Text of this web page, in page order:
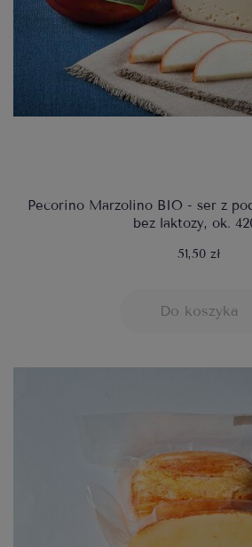
Pecorino Marzolino BIO - ser z
bez laktozy, ok.
51,50 zł
Do koszyka